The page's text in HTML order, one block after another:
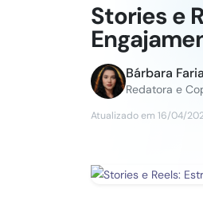
Stories e
Bárbara Faria
Redatora e
Atualizado em 16/04/